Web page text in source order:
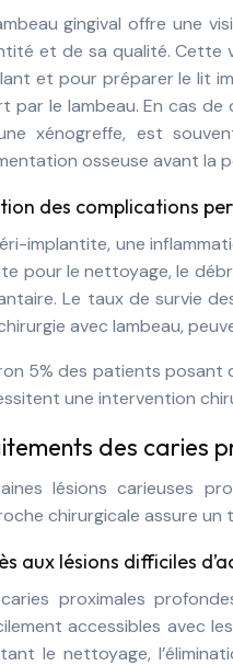
gingival offre une
et de sa qualité. Cette
et pour préparer le lit
par le lambeau. En cas de
xénogreffe, est
osseuse avant la
des complications
implantite, une
pour le nettoyage, le
Le taux de survie
avec lambeau,
5% des patients posant
une intervention
des caries
lésions carieuses
chirurgicale assure
aux lésions difficiles
proximales
accessibles avec
le nettoyage,